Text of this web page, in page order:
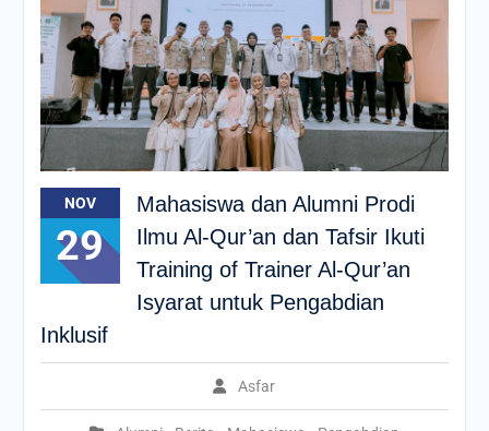
NOV
29
Mahasiswa dan Alumni Prodi
Ilmu Al-Qur’an dan Tafsir Ikuti
Training of Trainer Al-Qur’an
Isyarat untuk Pengabdian
Inklusif
Asfar